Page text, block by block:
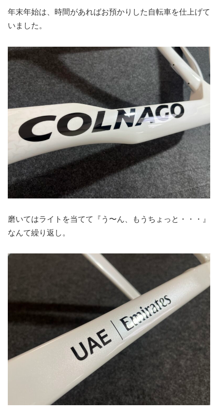
年末年始は、時間があればお預かりした自転車を仕上げて
いました。
磨いてはライトを当てて『う〜ん、もうちょっと・・・』
なんて繰り返し。